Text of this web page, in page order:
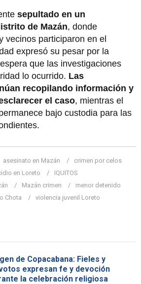
sepultado en un
de Mazán, donde
vecinos participaron en el
expresó su pesar por la
que las investigaciones
lo ocurrido. Las
recopilando información y
el caso, mientras el
bajo custodia para las
asesinato en Mazán
crimen por celos
en Loreto
IQUITOS
Mazán crimen
menor detenido
Chota
violencia juvenil Loreto
de Copacabana: Fieles y
expresan fe y devoción
la celebración religiosa